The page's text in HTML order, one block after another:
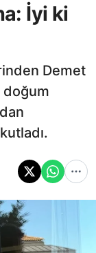
İyi ki
Demet
doğum